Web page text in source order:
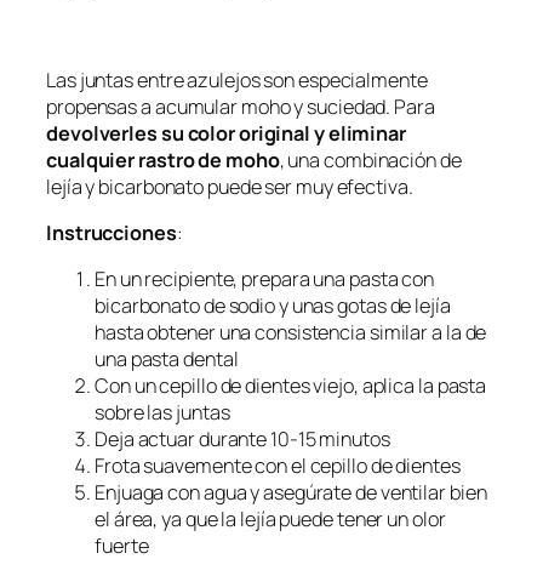
Las juntas entre azulejos son especialmente
propensas a acumular moho y suciedad. Para
devolverles su color original y eliminar
cualquier rastro de moho, una combinación de
lejía y bicarbonato puede ser muy efectiva.
Instrucciones:
En un recipiente, prepara una pasta con
bicarbonato de sodio y unas gotas de lejía
hasta obtener una consistencia similar a la de
una pasta dental
Con un cepillo de dientes viejo, aplica la pasta
sobre las juntas
Deja actuar durante 10-15 minutos
Frota suavemente con el cepillo de dientes
Enjuaga con agua y asegúrate de ventilar bien
el área, ya que la lejía puede tener un olor
fuerte